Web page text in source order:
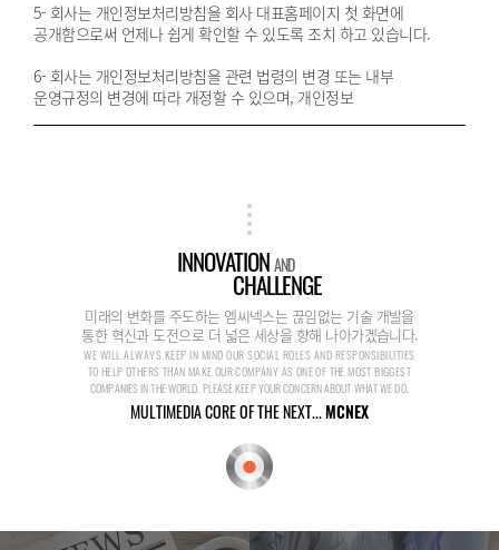
5- 회사는 개인정보처리방침을 회사 대표홈페이지 첫 화면에
공개함으로써 언제나 쉽게 확인할 수 있도록 조치 하고 있습니다.
6- 회사는 개인정보처리방침을 관련 법령의 변경 또는 내부
운영규정의 변경에 따라 개정할 수 있으며, 개인정보
INNOVATIONAND
CHALLENGE
미래의 변화를 주도하는 엠씨넥스는 끊임없는 기술 개발을
통한 혁신과 도전으로 더 넓은 세상을 향해 나아가겠습니다.
WE WILL ALWAYS KEEP IN MIND OUR SOCIAL ROLES AND RESPONSIBILITIES
TO HELP OTHERS THAN MAKE OUR COMPANY AS ONE OF THE MOST BIGGEST
COMPANIES IN THE WORLD. PLEASE KEEP YOUR CONCERN ABOUT WHAT WE DO.
MULTIMEDIA CORE OF THE NEXT...MCNEX